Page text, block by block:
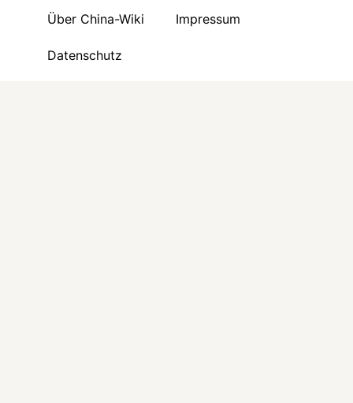
Über China-Wiki Impressum
Datenschutz